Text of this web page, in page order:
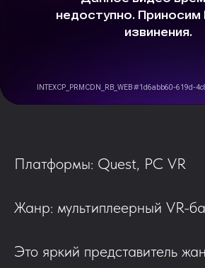
Платформы: Quest, PC VR
Жанр: мультиплеерный VR-
Это яркий представитель